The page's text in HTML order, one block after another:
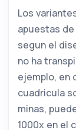
Los
apuestas
segun el
no ha
ejemplo, en
cuadricula
minas,
1000x en el